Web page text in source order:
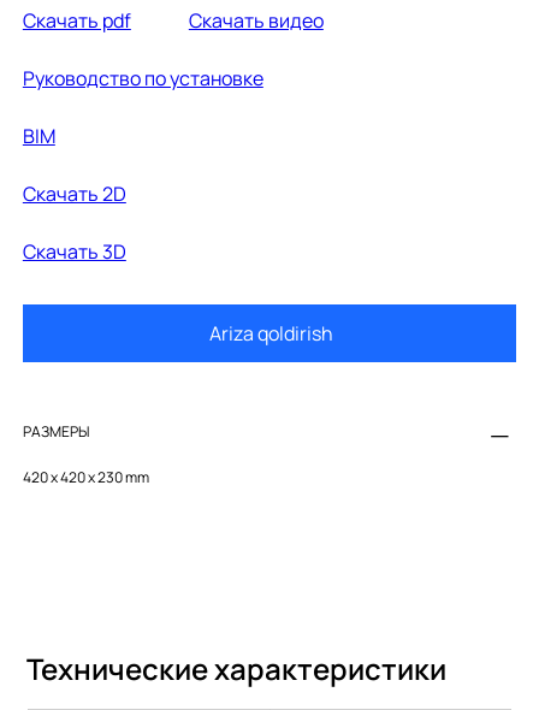
Cкачать pdf Cкачать видео
Руководство по установке
BIM
Cкачать 2D
Скачать 3D
Ariza qoldirish
РАЗМЕРЫ
420 x 420 x 230 mm
Технические характеристики